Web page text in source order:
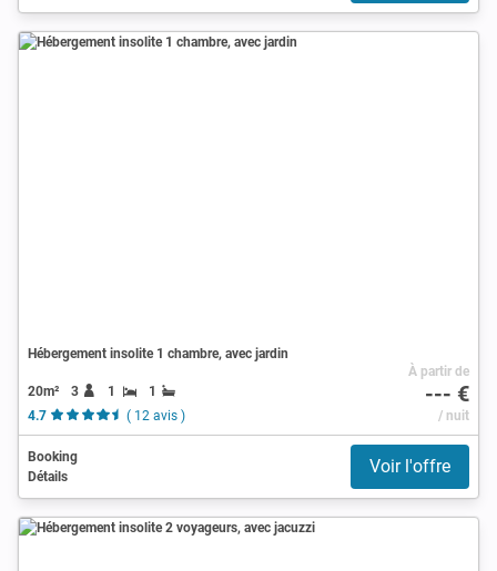
Hébergement insolite 1 chambre, avec jardin
20m² 3 1
1
4.7
( 12 avis )
À partir de
--- €
/ nuit
Booking
Détails
Voir l'offre